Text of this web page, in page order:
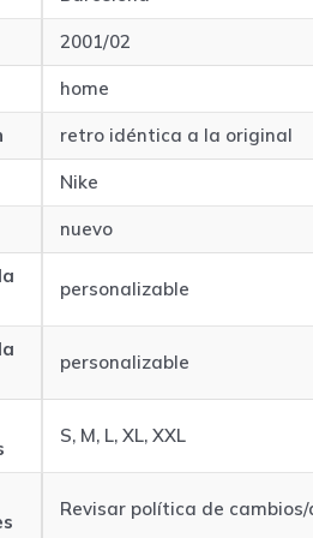
2001/02
home
retro idéntica a la original
Nike
nuevo
personalizable
personalizable
S, M, L, XL, XXL
Revisar política de